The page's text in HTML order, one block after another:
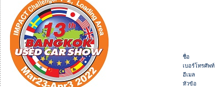
ชื่อ
เบอร์โทรศัพท์
อีเมล
หัวข้อ